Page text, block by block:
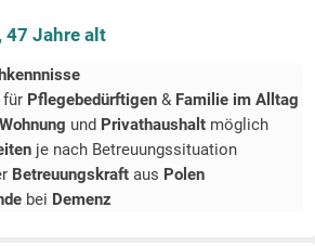
47 Jahre alt
für Pflegebedürftigen & Familie im Alltag
Wohnung und Privathaushalt möglich
je nach Betreuungssituation
Betreuungskraft aus Polen
bei Demenz